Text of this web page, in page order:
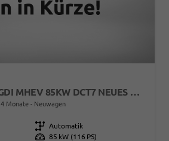
EXCLUSIVE 1,0 T-GDI MHEV 85KW DCT7 NEUES MODELL
4 Monate Neuwagen
Getriebe Automatik
Leistung 85 kW (116 PS)